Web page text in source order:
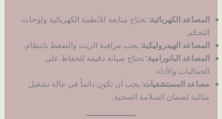
المصاعد الكهربائية: تحتاج متابعة للأنظمة الكهربائية ولوحات
التحكم.
المصاعد الهيدروليكية: يجب مراقبة الزيت والضغط بانتظام.
المصاعد البانورامية: تحتاج صيانة دقيقة للحفاظ على
الجماليات والأداء.
مصاعد المستشفيات: يجب أن تكون دائماً في حالة تشغيل
مثالية لضمان السلامة الصحية.